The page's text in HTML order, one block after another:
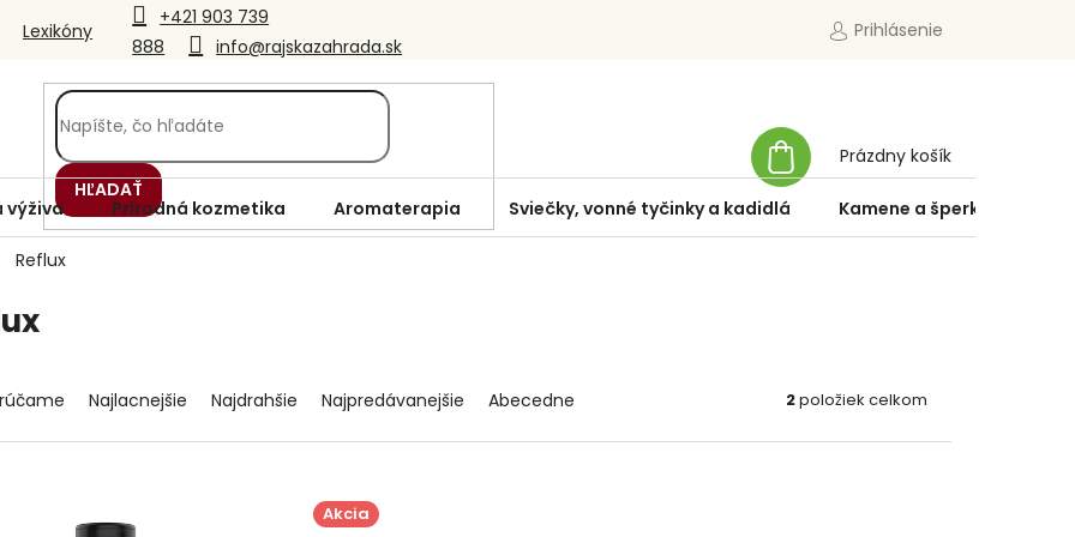
+421 903 739
888
info@rajskazahrada.sk
Lexikóny Prihlásenie
HĽADAŤ
KOŠÍK
Prázdny košík
výživa Prírodná kozmetika Aromaterapia Sviečky, vonné tyčinky a kadidlá Kamene a šperky
Reflux
Najlacnejšie Najdrahšie Najpredávanejšie Abecedne 2položiek celkom
Akcia